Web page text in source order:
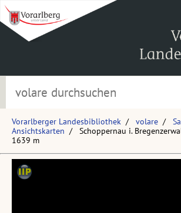
Vorarlberger Landesbibliothek volare
Ansichtskarten
Schoppernau i.
1639 m